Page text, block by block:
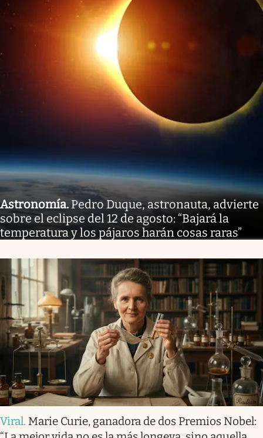
Astronomía. Pedro Duque, astronauta, advierte
sobre el eclipse del 12 de agosto: “Bajará la
temperatura y los pájaros harán cosas raras”
Viral. Marie Curie, ganadora de dos Premios Nobel: